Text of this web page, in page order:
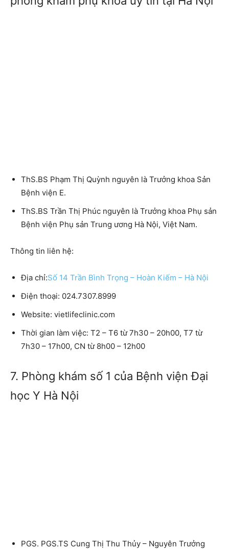
ThS.BS Phạm Thị Quỳnh nguyên là Trưởng khoa Sản
Bệnh viện E.
ThS.BS Trần Thị Phúc nguyên là Trưởng khoa Phụ sản
Bệnh viện Phụ sản Trung ương Hà Nội, Việt Nam.
Thông tin liên hệ:
Địa chỉ:Số 14 Trần Bình Trọng – Hoàn Kiếm – Hà Nội
Điện thoại: 024.7307.8999
Website: vietlifeclinic.com
Thời gian làm việc: T2 – T6 từ 7h30 – 20h00, T7 từ
7h30 – 17h00, CN từ 8h00 – 12h00
7. Phòng khám số 1 của Bệnh viện Đại
học Y Hà Nội
PGS. PGS.TS Cung Thị Thu Thủy – Nguyên Trưởng